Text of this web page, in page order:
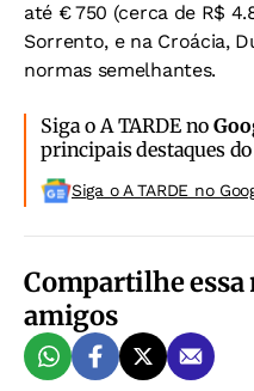
até € 750 (cerca de R$
Sorrento, e na Croácia,
normas semelhantes.
Siga o A TARDE no
principais destaques
Siga o A TARDE no
Compartilhe essa
amigos